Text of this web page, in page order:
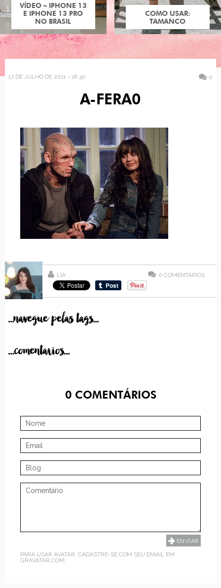
VÍDEO – IPHONE 13
E IPHONE 13 PRO
NO BRASIL
COMO USAR:
TAMANCO
17 DE JULHO DE 2011 - 18:30 0
A-FERA0
LIA 0 COMENTÁRIOS
...navegue pelas tags...
...comentarios...
0COMENTÁRIOS
PARA USAR AVATAR, CADASTRE-SE COM SEU EMAIL EM
GRAVATAR.COM